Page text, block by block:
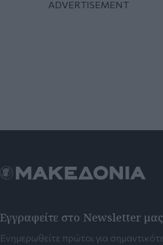
Εγγραφείτε στο Newsletter μας
Ενημερωθείτε πρώτοι για